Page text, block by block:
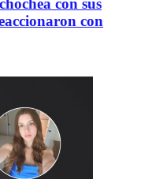
con sus
con